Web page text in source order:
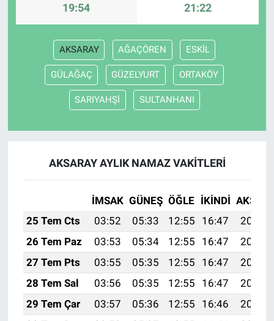
19:54 21:22
AKSARAY AĞAÇÖREN ESKİL
GÜLAĞAÇ GÜZELYURT ORTAKÖY
SARIYAHŞİ SULTANHANI
AKSARAY AYLIK NAMAZ VAKITLERI
İMSAK GÜNEŞ ÖĞLE İKINDI AKŞAM
25 Tem Cts
03:52 05:33 12:55 16:47
20:08
26 Tem Paz
03:53 05:34 12:55 16:47
20:07
27 Tem Pts
03:55 05:35 12:55 16:47
20:06
28 Tem Sal
03:56 05:35 12:55 16:47
20:05
29 Tem Çar
03:57 05:36 12:55 16:46
20:05